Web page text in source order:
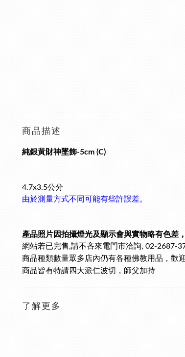
商品描述
純銀黃財神墜飾-5cm (C)
4.7x3.5公分
由於測量方式不同可能有些許誤差。
產品照片因拍攝燈光及顯示會與實物略有色差
網站若已完售,請不吝來電門市洽詢, 02-2687-
商品種類數量眾多店內仍有各種佛教用品，歡
商品皆有特請四大派仁波切，師父加持
了解更多